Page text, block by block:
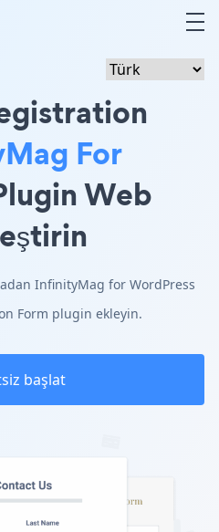
For
Web
InfinityMag for WordPress
Form plugin ekleyin.
başlat